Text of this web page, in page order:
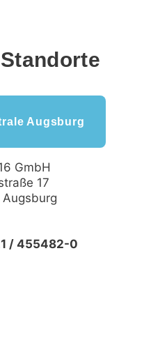
Augsburg
GmbH
17
Augsburg
/ 455482-0